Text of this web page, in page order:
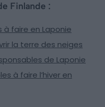
Finlande :
à faire en Laponie
la terre des neiges
de Laponie
à faire l’hiver en